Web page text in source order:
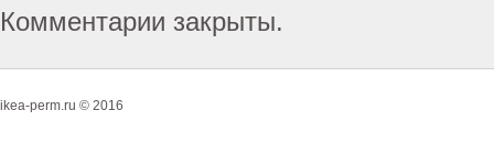
Комментарии закрыты.
ikea-perm.ru © 2016